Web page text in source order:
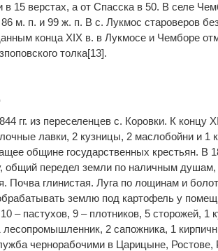
в 15 верстах, а от Спасска в 50. В селе
м. п. и 99 ж. п. В с. Лукмос староверов
конца XIX в. в Лукмосе и Чемборе
толка[13].
гг. из переселенцев с. Коровки. К концу
лавки, 2 кузницы, 2 маслобойни и 1
общине государственных крестьян. В
общий передел земли по наличным душам,
Почва глинистая. Луга по лощинам и
землю под картофель у
– пастухов, 9 – плотников, 5 сторожей, 1
лесопромышленник, 2 сапожника, 1
чернорабочими в Царицыне, Ростове,